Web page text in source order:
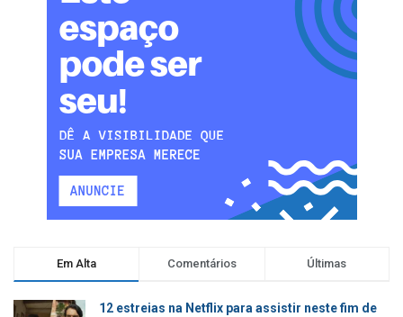
Em Alta Comentários Últimas
12 estreias na Netflix para assistir neste fim de